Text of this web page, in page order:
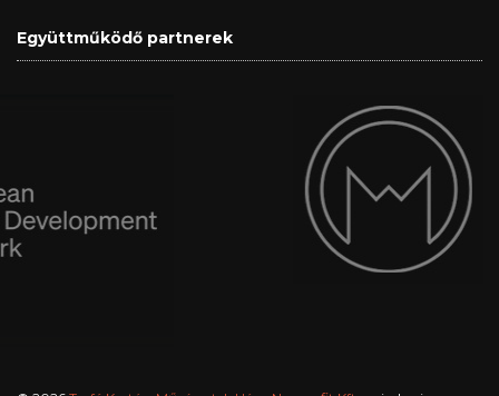
Együttműködő partnerek